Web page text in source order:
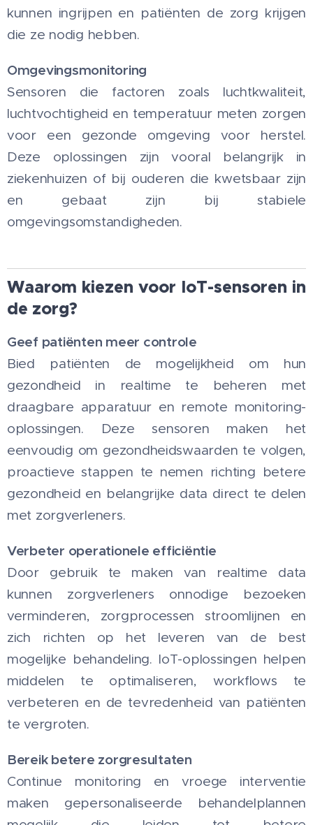
kunnen ingrijpen en patiënten de zorg krijgen
die ze nodig hebben.
Omgevingsmonitoring
Sensoren die factoren zoals luchtkwaliteit,
luchtvochtigheid en temperatuur meten zorgen
voor een gezonde omgeving voor herstel.
Deze oplossingen zijn vooral belangrijk in
ziekenhuizen of bij ouderen die kwetsbaar zijn
en gebaat zijn bij stabiele
omgevingsomstandigheden.
Waarom kiezen voor IoT-sensoren in
de zorg?
Geef patiënten meer controle
Bied patiënten de mogelijkheid om hun
gezondheid in realtime te beheren met
draagbare apparatuur en remote monitoring-
oplossingen. Deze sensoren maken het
eenvoudig om gezondheidswaarden te volgen,
proactieve stappen te nemen richting betere
gezondheid en belangrijke data direct te delen
met zorgverleners.
Verbeter operationele efficiëntie
Door gebruik te maken van realtime data
kunnen zorgverleners onnodige bezoeken
verminderen, zorgprocessen stroomlijnen en
zich richten op het leveren van de best
mogelijke behandeling. IoT-oplossingen helpen
middelen te optimaliseren, workflows te
verbeteren en de tevredenheid van patiënten
te vergroten.
Bereik betere zorgresultaten
Continue monitoring en vroege interventie
maken gepersonaliseerde behandelplannen